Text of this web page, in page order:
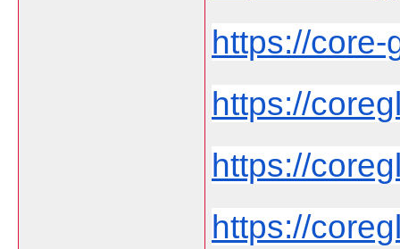
https://core-
https://
https://
https://